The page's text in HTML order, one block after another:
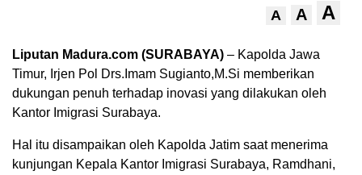
A A A
Liputan Madura.com (SURABAYA) – Kapolda Jawa
Timur, Irjen Pol Drs.Imam Sugianto,M.Si memberikan
dukungan penuh terhadap inovasi yang dilakukan oleh
Kantor Imigrasi Surabaya.
Hal itu disampaikan oleh Kapolda Jatim saat menerima
kunjungan Kepala Kantor Imigrasi Surabaya, Ramdhani,